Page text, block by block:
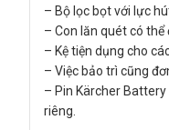
– Bộ lọc bọt với lực
– Con lăn quét có
– Kệ tiện dụng cho
– Việc bảo trì cũng
– Pin Kärcher
riêng.